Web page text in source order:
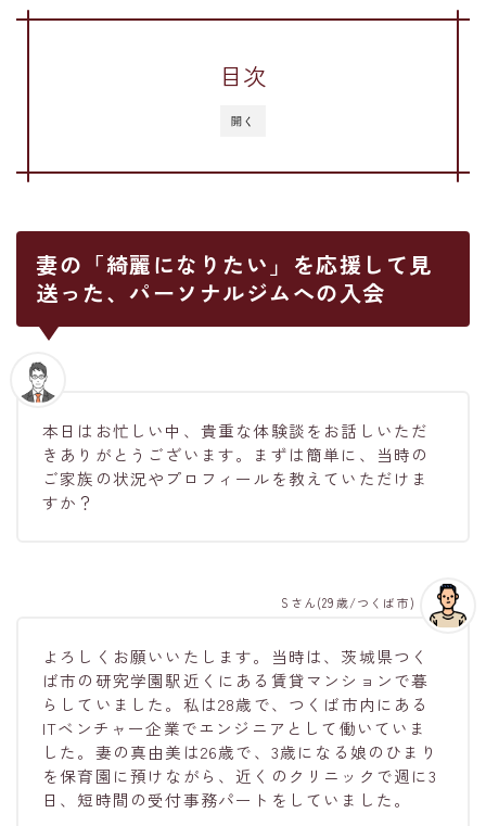
開く
目次
妻の「綺麗になりたい」を応援して見
送った、パーソナルジムへの入会
本日はお忙しい中、貴重な体験談をお話しいただ
きありがとうございます。まずは簡単に、当時の
ご家族の状況やプロフィールを教えていただけま
すか？
よろしくお願いいたします。当時は、茨城県つく
ば市の研究学園駅近くにある賃貸マンションで暮
らしていました。私は28歳で、つくば市内にある
ITベンチャー企業でエンジニアとして働いていま
した。妻の真由美は26歳で、3歳になる娘のひまり
を保育園に預けながら、近くのクリニックで週に3
日、短時間の受付事務パートをしていました。
Sさん(29歳/つくば市)